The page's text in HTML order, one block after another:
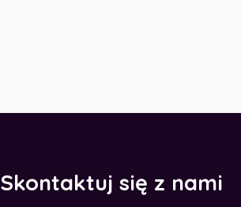
Skontaktuj się z nami